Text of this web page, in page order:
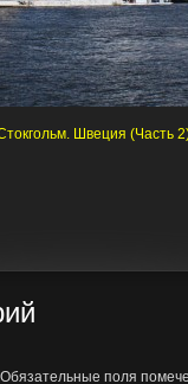
Швеция (Часть
Обязательные поля